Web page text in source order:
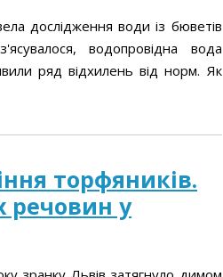
дослідження води із бюветів
водопровідна вода
ряд відхилень від норм. Як
торфяників.
речовин у